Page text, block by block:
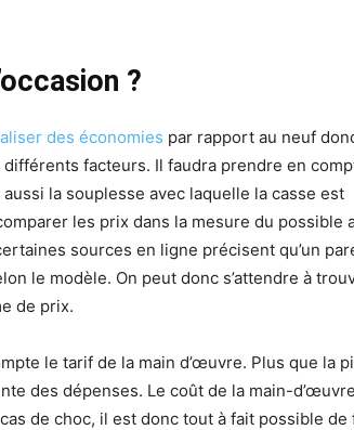
?
des économies par rapport au neuf
facteurs. Il faudra prendre en
la souplesse avec laquelle la casse est
les prix dans la mesure du possible
sources en ligne précisent qu’un
le modèle. On peut donc s’attendre à
de prix.
le tarif de la main d’œuvre. Plus que la
des dépenses. Le coût de la main-
de choc, il est donc tout à fait possible de